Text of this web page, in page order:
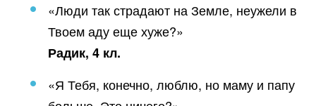
«Люди так страдают на Земле, неужели в
Твоем аду еще хуже?»
Радик, 4 кл.
«Я Тебя, конечно, люблю, но маму и папу